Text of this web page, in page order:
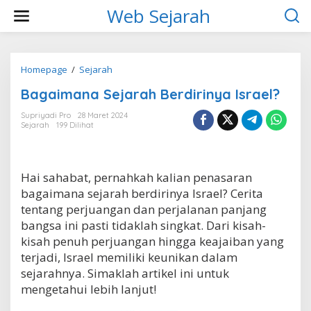
w
Web Sejarah
Homepage / Sejarah
g
i
S
e
j
a
r
a
h
B
e
r
Bagaimana Sejarah Berdirinya Israel?
Supriyadi Pro
28 Maret 2024
Sejarah
199 Dilihat
Hai sahabat, pernahkah kalian penasaran
bagaimana sejarah berdirinya Israel? Cerita
tentang perjuangan dan perjalanan panjang
bangsa ini pasti tidaklah singkat. Dari kisah-
kisah penuh perjuangan hingga keajaiban yang
terjadi, Israel memiliki keunikan dalam
sejarahnya. Simaklah artikel ini untuk
mengetahui lebih lanjut!